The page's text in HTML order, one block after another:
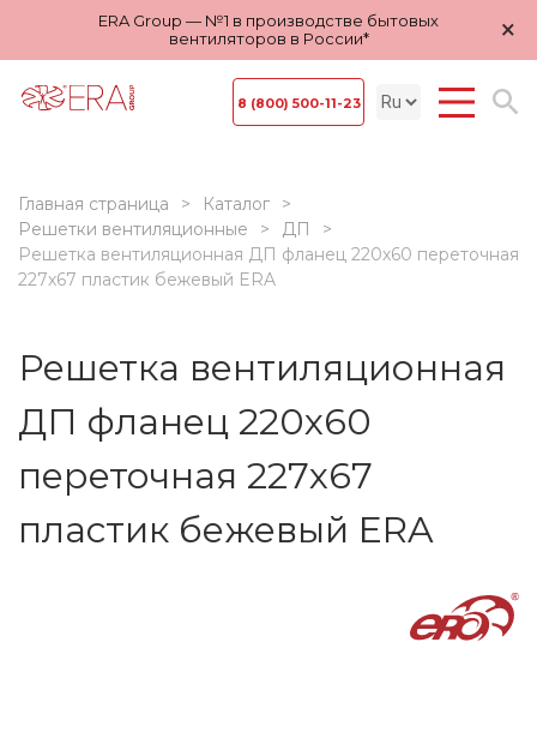
ERA Group — №1 в производстве бытовых
вентиляторов в России*
×
8 (800) 500-11-23
Главная страница
Каталог
Решетки вентиляционные
ДП
Решетка вентиляционная ДП фланец 220х60 переточная
227х67 пластик бежевый ERA
Решетка вентиляционная
ДП фланец 220х60
переточная 227х67
пластик бежевый ERA